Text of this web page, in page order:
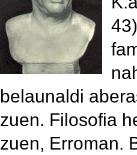
belaunaldi
zuen. Filosofia
zuen, Erroman.